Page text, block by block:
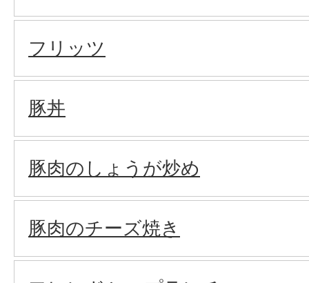
フリッツ
豚丼
豚肉のしょうが炒め
豚肉のチーズ焼き